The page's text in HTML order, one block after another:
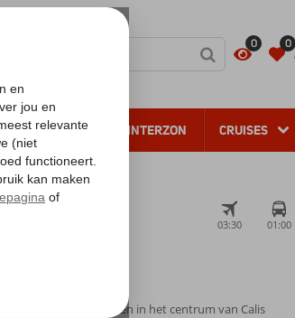
0 0
ALL INCLUSIVE WINTERZON CRUISES
03:30 01:00
Aan het strand en in het centrum van Calis